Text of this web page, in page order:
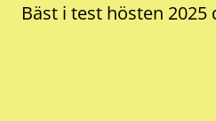
Bäst i test hösten 2025